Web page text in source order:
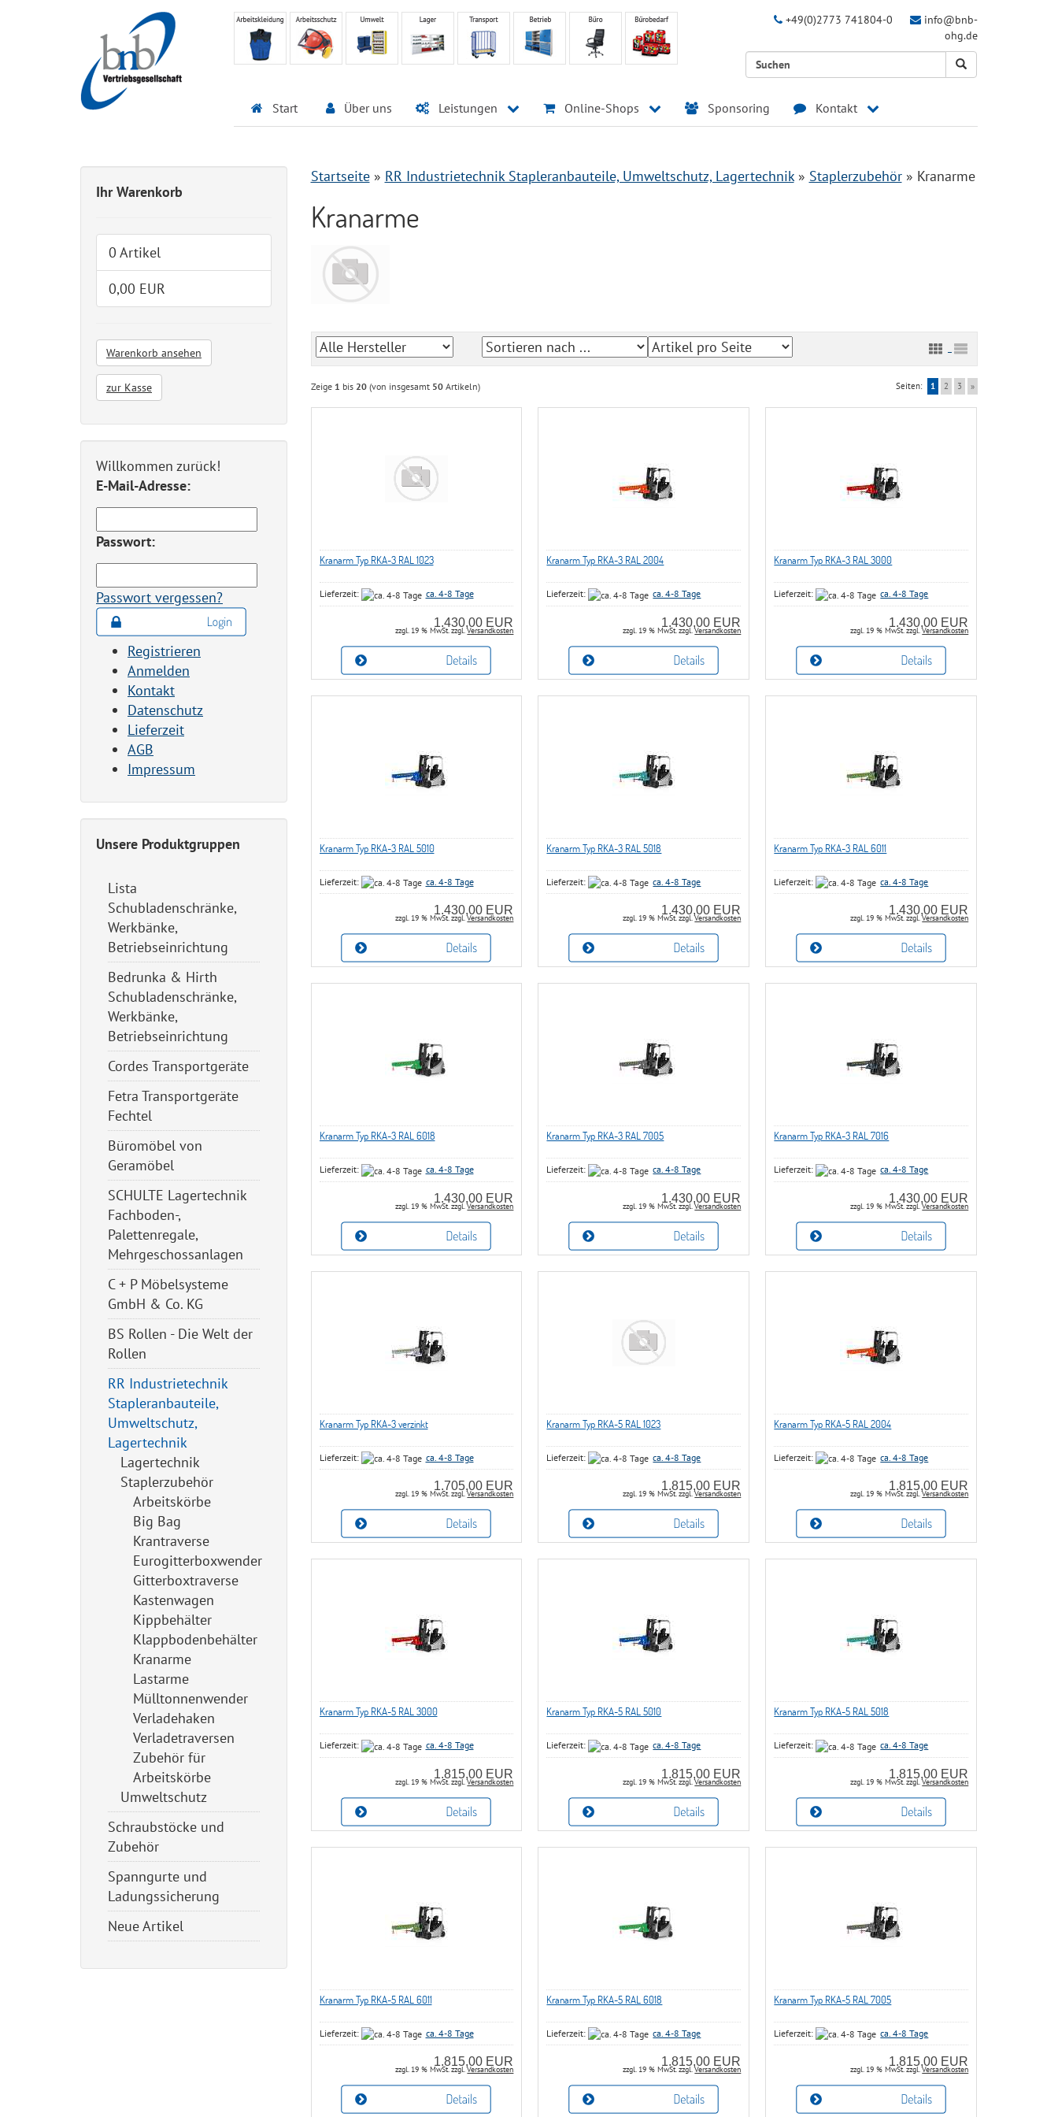
+49(0)2773 741804-0
info@bnb-
ohg.de
Start Über uns Leistungen Online-Shops Sponsoring Kontakt
Ihr Warenkorb
0 Artikel
0,00 EUR
Warenkorb ansehen
zur Kasse
Willkommen zurück!
E-Mail-Adresse:
Passwort:
Passwort vergessen?
Registrieren
Anmelden
Kontakt
Datenschutz
Lieferzeit
AGB
Impressum
Unsere Produktgruppen
Lista
Schubladenschränke,
Werkbänke,
Betriebseinrichtung
Bedrunka & Hirth
Schubladenschränke,
Werkbänke,
Betriebseinrichtung
Cordes Transportgeräte
Fetra Transportgeräte
Fechtel
Büromöbel von
Geramöbel
SCHULTE Lagertechnik
Fachboden-,
Palettenregale,
Mehrgeschossanlagen
C + P Möbelsysteme
GmbH & Co. KG
BS Rollen - Die Welt der
Rollen
RR Industrietechnik
Stapleranbauteile,
Umweltschutz,
Lagertechnik
Lagertechnik
Staplerzubehör
Arbeitskörbe
Big Bag
Krantraverse
Eurogitterboxwender
Gitterboxtraverse
Kastenwagen
Kippbehälter
Klappbodenbehälter
Kranarme
Lastarme
Mülltonnenwender
Verladehaken
Verladetraversen
Zubehör für
Arbeitskörbe
Umweltschutz
Schraubstöcke und
Zubehör
Spanngurte und
Ladungssicherung
Neue Artikel
Startseite» RR Industrietechnik Stapleranbauteile, Umweltschutz, Lagertechnik» Staplerzubehör» Kranarme
Kranarme
Zeige 1 bis 20(von insgesamt 50Artikeln) Seiten: 1 2 3 »
Kranarm Typ RKA-3 RAL 1023
Lieferzeit: ca. 4-8 Tage
1.430,00 EUR
zzgl. 19 % MwSt. zzgl.Versandkosten
Kranarm Typ RKA-3 RAL 2004
Lieferzeit: ca. 4-8 Tage
1.430,00 EUR
zzgl. 19 % MwSt. zzgl.Versandkosten
Kranarm Typ RKA-3 RAL 3000
Lieferzeit: ca. 4-8 Tage
1.430,00 EUR
zzgl. 19 % MwSt. zzgl.Versandkosten
Kranarm Typ RKA-3 RAL 5010
Lieferzeit: ca. 4-8 Tage
1.430,00 EUR
zzgl. 19 % MwSt. zzgl.Versandkosten
Kranarm Typ RKA-3 RAL 5018
Lieferzeit: ca. 4-8 Tage
1.430,00 EUR
zzgl. 19 % MwSt. zzgl.Versandkosten
Kranarm Typ RKA-3 RAL 6011
Lieferzeit: ca. 4-8 Tage
1.430,00 EUR
zzgl. 19 % MwSt. zzgl.Versandkosten
Kranarm Typ RKA-3 RAL 6018
Lieferzeit: ca. 4-8 Tage
1.430,00 EUR
zzgl. 19 % MwSt. zzgl.Versandkosten
Kranarm Typ RKA-3 RAL 7005
Lieferzeit: ca. 4-8 Tage
1.430,00 EUR
zzgl. 19 % MwSt. zzgl.Versandkosten
Kranarm Typ RKA-3 RAL 7016
Lieferzeit: ca. 4-8 Tage
1.430,00 EUR
zzgl. 19 % MwSt. zzgl.Versandkosten
Kranarm Typ RKA-3 verzinkt
Lieferzeit: ca. 4-8 Tage
1.705,00 EUR
zzgl. 19 % MwSt. zzgl.Versandkosten
Kranarm Typ RKA-5 RAL 1023
Lieferzeit: ca. 4-8 Tage
1.815,00 EUR
zzgl. 19 % MwSt. zzgl.Versandkosten
Kranarm Typ RKA-5 RAL 2004
Lieferzeit: ca. 4-8 Tage
1.815,00 EUR
zzgl. 19 % MwSt. zzgl.Versandkosten
Kranarm Typ RKA-5 RAL 3000
Lieferzeit: ca. 4-8 Tage
1.815,00 EUR
zzgl. 19 % MwSt. zzgl.Versandkosten
Kranarm Typ RKA-5 RAL 5010
Lieferzeit: ca. 4-8 Tage
1.815,00 EUR
zzgl. 19 % MwSt. zzgl.Versandkosten
Kranarm Typ RKA-5 RAL 5018
Lieferzeit: ca. 4-8 Tage
1.815,00 EUR
zzgl. 19 % MwSt. zzgl.Versandkosten
Kranarm Typ RKA-5 RAL 6011
Lieferzeit: ca. 4-8 Tage
1.815,00 EUR
zzgl. 19 % MwSt. zzgl.Versandkosten
Kranarm Typ RKA-5 RAL 6018
Lieferzeit: ca. 4-8 Tage
1.815,00 EUR
zzgl. 19 % MwSt. zzgl.Versandkosten
Kranarm Typ RKA-5 RAL 7005
Lieferzeit: ca. 4-8 Tage
1.815,00 EUR
zzgl. 19 % MwSt. zzgl.Versandkosten